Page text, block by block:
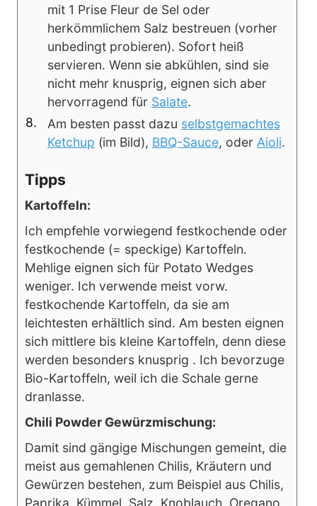
mit 1 Prise Fleur de Sel oder
herkömmlichem Salz bestreuen (vorher
unbedingt probieren). Sofort heiß
servieren. Wenn sie abkühlen, sind sie
nicht mehr knusprig, eignen sich aber
hervorragend für Salate.
Am besten passt dazu selbstgemachtes
Ketchup (im Bild), BBQ-Sauce, oder Aioli.
Tipps
Kartoffeln:
Ich empfehle vorwiegend festkochende oder
festkochende (= speckige) Kartoffeln.
Mehlige eignen sich für Potato Wedges
weniger. Ich verwende meist vorw.
festkochende Kartoffeln, da sie am
leichtesten erhältlich sind. Am besten eignen
sich mittlere bis kleine Kartoffeln, denn diese
werden besonders knusprig . Ich bevorzuge
Bio-Kartoffeln, weil ich die Schale gerne
dranlasse.
Chili Powder Gewürzmischung:
Damit sind gängige Mischungen gemeint, die
meist aus gemahlenen Chilis, Kräutern und
Gewürzen bestehen, zum Beispiel aus Chilis,
Paprika, Kümmel, Salz, Knoblauch, Oregano,